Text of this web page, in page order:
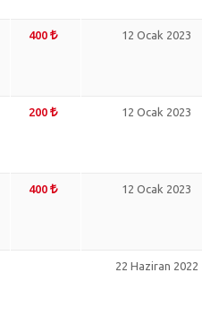
400 12 Ocak 2023
200 12 Ocak 2023
400 12 Ocak 2023
22 Haziran 2022